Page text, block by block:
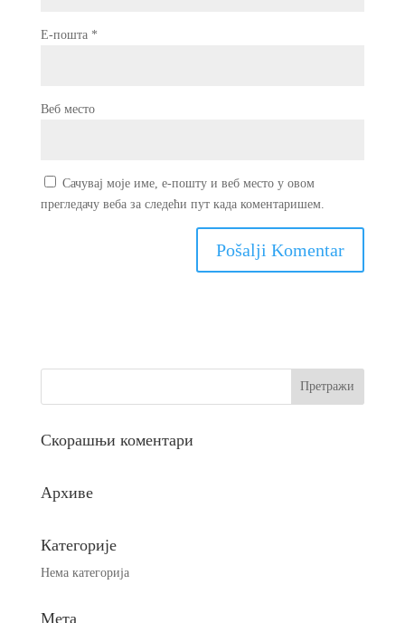
Е-пошта *
Веб место
Сачувај моје име, е-пошту и веб место у овом
прегледачу веба за следећи пут када коментаришем.
Скорашњи коментари
Архиве
Категорије
Нема категорија
Мета